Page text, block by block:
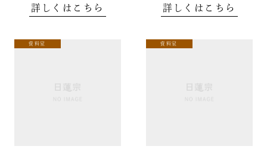
詳しくはこちら 詳しくはこちら
資料室 資料室